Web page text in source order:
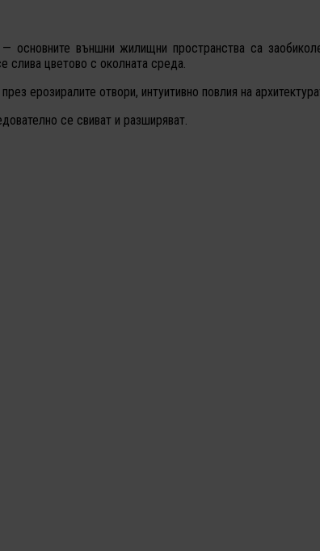
основните външни жилищни пространства са
слива цветово с околната среда.
ерозиралите отвори, интуитивно повлия на
се свиват и разширяват.